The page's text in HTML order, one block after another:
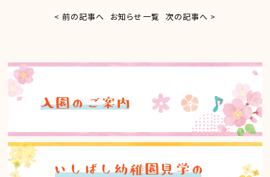
< 前の記事へ お知らせ一覧 次の記事へ >